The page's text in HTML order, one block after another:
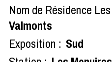
Nom de Résidence
Valmonts
Exposition : Sud